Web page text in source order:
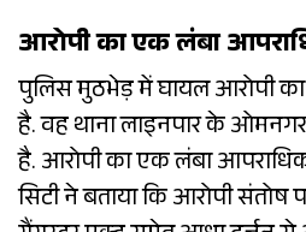
आरोपी का एक लंबा
पुलिस मुठभेड़ में घायल आरोपी
है. वह थाना लाइनपार के
है. आरोपी का एक लंबा
सिटी ने बताया कि आरोपी संतोष